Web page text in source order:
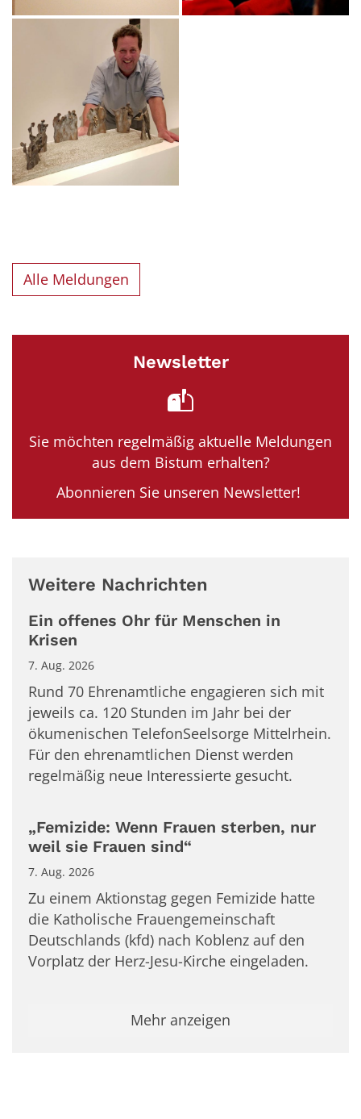
Alle Meldungen
Newsletter
Sie möchten regelmäßig aktuelle Meldungen
aus dem Bistum erhalten?
Abonnieren Sie unseren Newsletter!
Weitere Nachrichten
Ein offenes Ohr für Menschen in
Krisen
7. Aug. 2026
Rund 70 Ehrenamtliche engagieren sich mit
jeweils ca. 120 Stunden im Jahr bei der
ökumenischen TelefonSeelsorge Mittelrhein.
Für den ehrenamtlichen Dienst werden
regelmäßig neue Interessierte gesucht.
„Femizide: Wenn Frauen sterben, nur
weil sie Frauen sind“
7. Aug. 2026
Zu einem Aktionstag gegen Femizide hatte
die Katholische Frauengemeinschaft
Deutschlands (kfd) nach Koblenz auf den
Vorplatz der Herz-Jesu-Kirche eingeladen.
Mehr anzeigen